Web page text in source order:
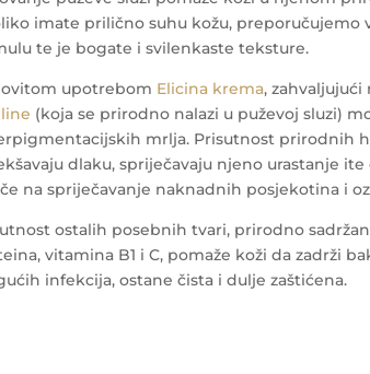
imate prilično suhu kožu, preporučujemo
te je bogate i svilenkaste teksture.
upotrebom Elicina krema,
(koja se prirodno nalazi u puževoj sluzi)
mrlja. Prisutnost prirodnih
dlaku, spriječavaju njeno urastanje
na spriječavanje naknadnih posjekotina i
ostalih posebnih tvari, prirodno
vitamina B1 i C, pomaže koži da zadrži
infekcija, ostane čista i dulje zaštićena.